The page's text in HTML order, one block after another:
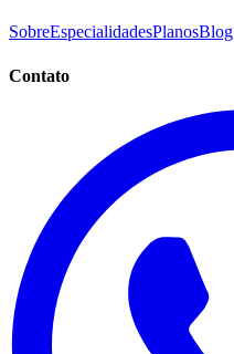
SobreEspecialidadesPlanosBlog
Contato